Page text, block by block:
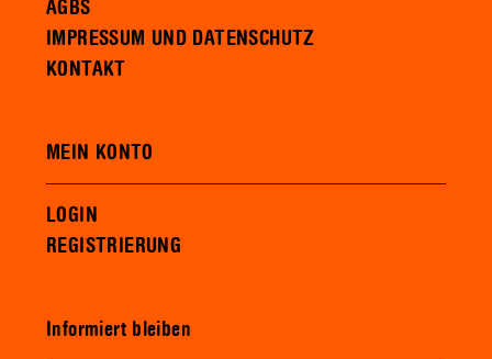
AGBS
IMPRESSUM UND DATENSCHUTZ
KONTAKT
MEIN KONTO
LOGIN
REGISTRIERUNG
Informiert bleiben